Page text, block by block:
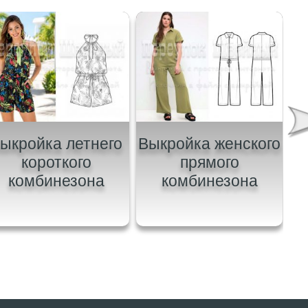
летнего
короткого
комбинезона
Выкройка женского
прямого
комбинезона